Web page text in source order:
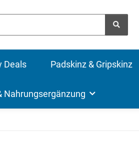
Deals Padskinz & Gripskinz
Nahrungsergänzung